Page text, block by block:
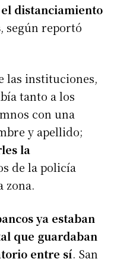
distanciamiento
, según reportó
las instituciones,
tanto a los
con una
y apellido;
la
de la policía
zona.
ya estaban
que guardaban
entre sí. San